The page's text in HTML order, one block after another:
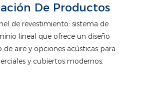
De Productos
de revestimiento: sistema de
lineal que ofrece un diseño
de aire y opciones acústicas para
y cubiertos modernos.